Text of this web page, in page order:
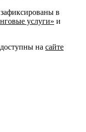
в
услуги» и
на сайте